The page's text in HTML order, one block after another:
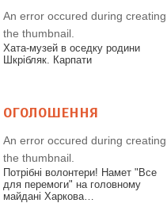
An error occured during creating
the thumbnail.
Хата-музей в оседку родини
Шкрібляк. Карпати
ОГОЛОШЕННЯ
An error occured during creating
the thumbnail.
Потрібні волонтери! Намет "Все
для перемоги" на головному
майдані Харкова…